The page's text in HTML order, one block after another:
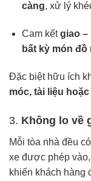
càng, xử lý
Cam kếtgiao –
bất kỳ món đồ
Đặc biệt hữu ích
móc, tài liệu
3. Không lo về
Mỗi tòa nhà đều
xe được phép
khiến khách hàng